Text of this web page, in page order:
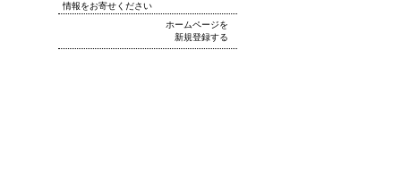
情報をお寄せください
ホームページを
新規登録する